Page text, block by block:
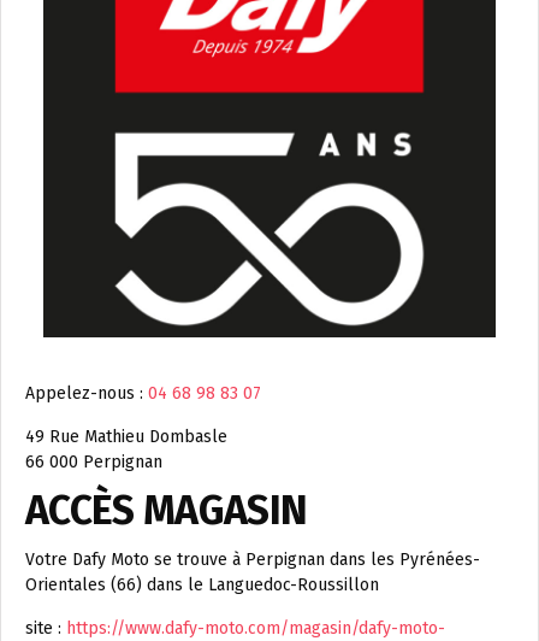
Appelez-nous : 04 68 98 83 07
49 Rue Mathieu Dombasle
66 000 Perpignan
ACCÈS MAGASIN
Votre Dafy Moto se trouve à Perpignan dans les Pyrénées-
Orientales (66) dans le Languedoc-Roussillon
site : https://www.dafy-moto.com/magasin/dafy-moto-